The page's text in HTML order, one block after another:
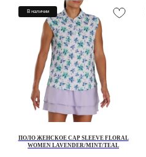
В наличии
ПОЛО ЖЕНСКОЕ CAP SLEEVE FLORAL
WOMEN LAVENDER/MINT/TEAL